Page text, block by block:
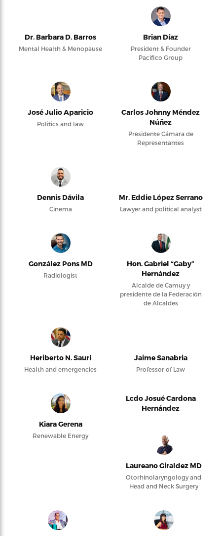
Dr. Barbara D. Barros
Mental Health & Menopause
Brian Díaz
President & Founder
Pacifico Group
José Julio Aparicio
Politics and law
Carlos Johnny Méndez
Núñez
Presidente Cámara de
Representantes
Dennis Dávila
Cinema
Mr. Eddie López Serrano
Lawyer and political analyst
González Pons MD
Radiologist
Hon. Gabriel “Gaby”
Hernández
Alcalde de Camuy y
presidente de la Federación
de Alcaldes
Heriberto N. Saurí
Health and emergencies
Jaime Sanabria
Professor of Law
Kiara Gerena
Renewable Energy
Lcdo Josué Cardona
Hernández
Laureano Giraldez MD
Otorhinolaryngology and
Head and Neck Surgery